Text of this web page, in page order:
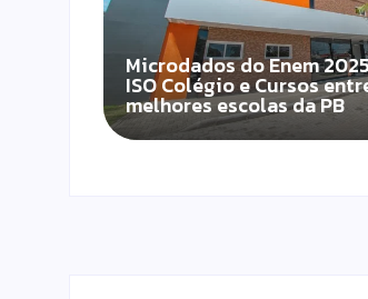
Microdados do Enem
ISO Colégio e Cursos
melhores escolas da PB